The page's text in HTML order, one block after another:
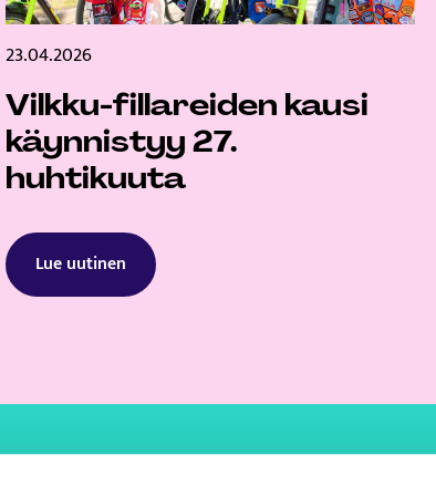
23.04.2026
Vilkku-fillareiden kausi
käynnistyy 27.
huhtikuuta
Lue uutinen